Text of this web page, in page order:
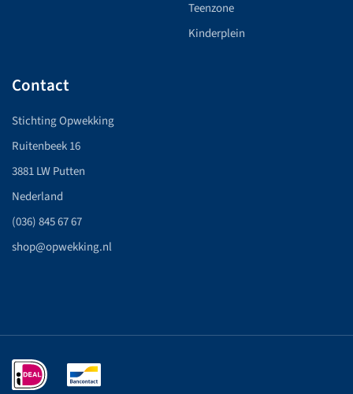
Teenzone
Kinderplein
Contact
Stichting Opwekking
Ruitenbeek 16
3881 LW Putten
Nederland
(036) 845 67 67
shop@opwekking.nl